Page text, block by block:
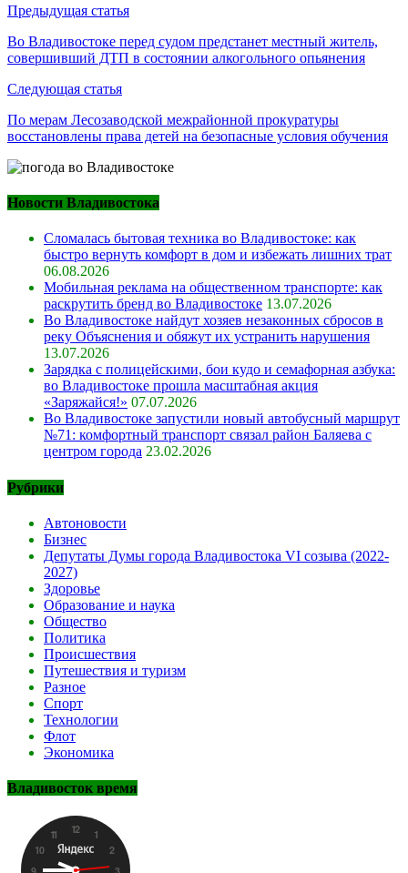
Навигация
по
записям
Предыдущая статья
Во Владивостоке перед судом предстанет местный житель,
совершивший ДТП в состоянии алкогольного опьянения
Следующая статья
По мерам Лесозаводской межрайонной прокуратуры
восстановлены права детей на безопасные условия обучения
Новости Владивостока
Сломалась бытовая техника во Владивостоке: как
быстро вернуть комфорт в дом и избежать лишних трат
06.08.2026
Мобильная реклама на общественном транспорте: как
раскрутить бренд во Владивостоке 13.07.2026
Во Владивостоке найдут хозяев незаконных сбросов в
реку Объяснения и обяжут их устранить нарушения
13.07.2026
Зарядка с полицейскими, бои кудо и семафорная азбука:
во Владивостоке прошла масштабная акция
«Заряжайся!» 07.07.2026
Во Владивостоке запустили новый автобусный маршрут
№71: комфортный транспорт связал район Баляева с
центром города 23.02.2026
Рубрики
Автоновости
Бизнес
Депутаты Думы города Владивостока VI созыва (2022-
2027)
Здоровье
Образование и наука
Общество
Политика
Происшествия
Путешествия и туризм
Разное
Спорт
Технологии
Флот
Экономика
Владивосток время